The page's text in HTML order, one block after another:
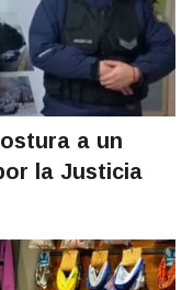
a un
la Justicia